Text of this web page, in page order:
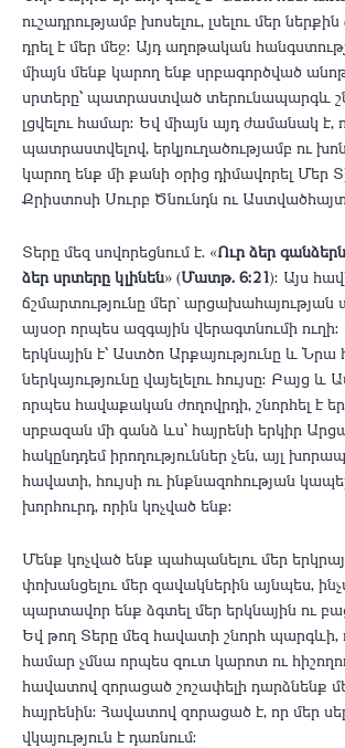
ուշադրությամբ խոսելու, լսելու մեր
դրել է մեր մեջ։ Այդ աղոթական
միայն մենք կարող ենք սրբագործված
սրտերը՝ պատրաստված տերունապարգև
լցվելու համար։ Եվ միայն այդ ժամանակ է,
պատրաստվելով, երկյուղածությամբ ու
կարող ենք մի քանի օրից դիմավորել Մեր
Քրիստոսի Սուրբ Ծնունդն ու
Տերը մեզ սովորեցնում է. «Ուր ձեր
ձեր սրտերը կլինեն» (Մատթ. 6։21)։ Այս
ճշմարտությունը մեր` արցախահայության
այսօր որպես ազգային վերագտնումի
երկնային է՝ Աստծո Արքայությունը և
ներկայությունը վայելելու հույսը։ Բայց և
որպես հավաքական ժողովրդի, շնորհել է
սրբազան մի գանձ ևս՝ հայրենի երկիր
հակընդդեմ իրողություններ չեն, այլ
հավատի, հույսի ու ինքնազոհության
խորհուրդ, որին կոչված ենք։
Մենք կոչված ենք պահպանելու մեր
փոխանցելու մեր զավակներին այնպես,
պարտավոր ենք ձգտել մեր երկնային ու
Եվ թող Տերը մեզ հավատի շնորհ պարգևի,
համար չմնա որպես զուտ կարոտ ու
հավատով զորացած շոշափելի դարձնենք
հայրենին։ Հավատով զորացած է, որ մեր
վկայություն է դառնում։